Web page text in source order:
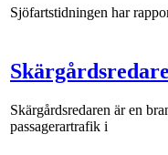
Sjöfartstidningen har
Skärgårdsredaren är en
passagerartrafik i